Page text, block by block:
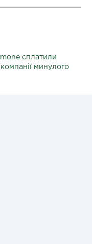
сплатили
компанії минулого